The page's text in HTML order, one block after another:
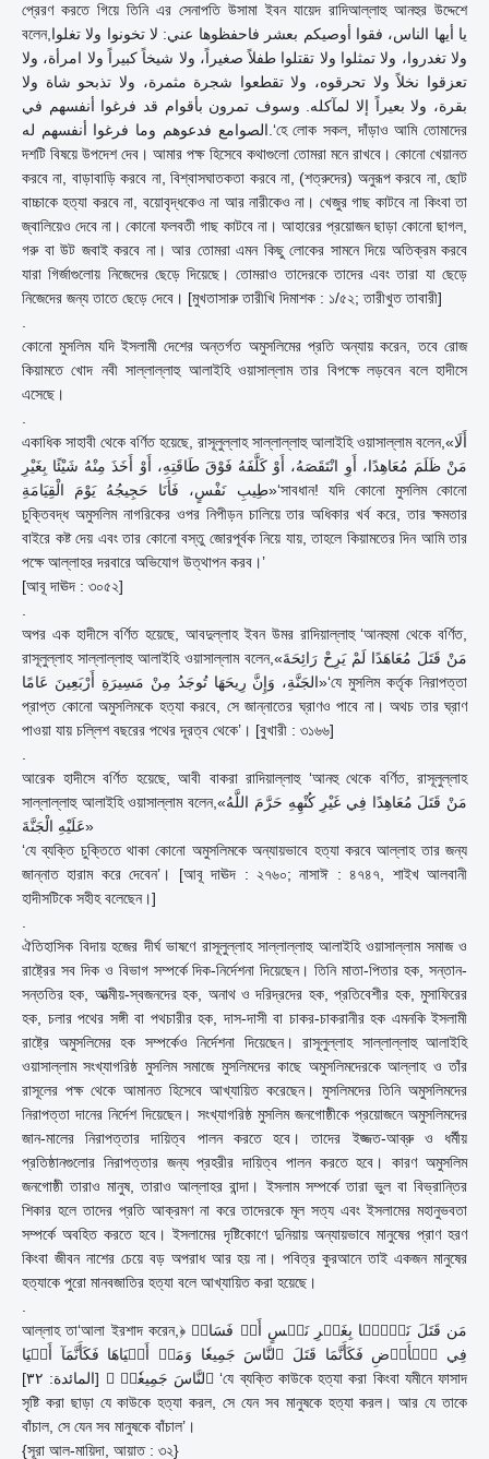
প্রেরণ করতে গিয়ে তিনি এর সেনাপতি উসামা ইবন যায়েদ রাদিআল্লাহু আনহুর উদ্দেশে
বলেন,يا أيها الناس، فقوا أوصيكم بعشر فاحفظوها عني: لا تخونوا ولا تغلوا
ولا تغدروا، ولا تمثلوا ولا تقتلوا طفلاً صغيراً، ولا شيخاً كبيراً ولا امرأة، ولا
تعزقوا نخلاً ولا تحرقوه، ولا تقطعوا شجرة مثمرة، ولا تذبحو شاة ولا
بقرة، ولا بعيراً إلا لمآكله. وسوف تمرون بأقوام قد فرغوا أنفسهم في
الصوامع فدعوهم وما فرغوا أنفسهم له.‘হে লোক সকল, দাঁড়াও আমি তোমাদের
দশটি বিষয়ে উপদেশ দেব। আমার পক্ষ হিসেবে কথাগুলো তোমরা মনে রাখবে। কোনো খেয়ানত
করবে না, বাড়াবাড়ি করবে না, বিশ্বাসঘাতকতা করবে না, (শত্রুদের) অনুরূপ করবে না, ছোট
বাচ্চাকে হত্যা করবে না, বয়োবৃদ্ধকেও না আর নারীকেও না। খেজুর গাছ কাটবে না কিংবা তা
জ্বালিয়েও দেবে না। কোনো ফলবতী গাছ কাটবে না। আহারের প্রয়োজন ছাড়া কোনো ছাগল,
গরু বা উট জবাই করবে না। আর তোমরা এমন কিছু লোকের সামনে দিয়ে অতিক্রম করবে
যারা গির্জাগুলোয় নিজেদের ছেড়ে দিয়েছে। তোমরাও তাদেরকে তাদের এবং তারা যা ছেড়ে
নিজেদের জন্য তাতে ছেড়ে দেবে। [মুখতাসারু তারীখি দিমাশক : ১/৫২; তারীখুত তাবারী]
কোনো মুসলিম যদি ইসলামী দেশের অন্তর্গত অমুসলিমের প্রতি অন্যায় করেন, তবে রোজ
কিয়ামতে খোদ নবী সাল্লাল্লাহু আলাইহি ওয়াসাল্লাম তার বিপক্ষে লড়বেন বলে হাদীসে
এসেছে।
একাধিক সাহাবী থেকে বর্ণিত হয়েছে, রাসূলুল্লাহ সাল্লাল্লাহু আলাইহি ওয়াসাল্লাম বলেন,«أَلَا
مَنْ ظَلَمَ مُعَاهِدًا، أَوِ انْتَقَصَهُ، أَوْ كَلَّفَهُ فَوْقَ طَاقَتِهِ، أَوْ أَخَذَ مِنْهُ شَيْئًا بِغَيْرِ
طِيبِ نَفْسٍ، فَأَنَا حَجِيجُهُ يَوْمَ الْقِيَامَةِ»‘সাবধান! যদি কোনো মুসলিম কোনো
চুক্তিবদ্ধ অমুসলিম নাগরিকের ওপর নিপীড়ন চালিয়ে তার অধিকার খর্ব করে, তার ক্ষমতার
বাইরে কষ্ট দেয় এবং তার কোনো বস্তু জোরপূর্বক নিয়ে যায়, তাহলে কিয়ামতের দিন আমি তার
পক্ষে আল্লাহর দরবারে অভিযোগ উত্থাপন করব।’
[আবূ দাঊদ : ৩০৫২]
অপর এক হাদীসে বর্ণিত হয়েছে, আবদুল্লাহ ইবন উমর রাদিয়াল্লাহু ‘আনহুমা থেকে বর্ণিত,
রাসূলুল্লাহ সাল্লাল্লাহু আলাইহি ওয়াসাল্লাম বলেন,«مَنْ قَتَلَ مُعَاهَدًا لَمْ يَرِحْ رَائِحَةَ
الجَنَّةِ، وَإِنَّ رِيحَهَا تُوجَدُ مِنْ مَسِيرَةِ أَرْبَعِينَ عَامًا»‘যে মুসলিম কর্তৃক নিরাপত্তা
প্রাপ্ত কোনো অমুসলিমকে হত্যা করবে, সে জান্নাতের ঘ্রাণও পাবে না। অথচ তার ঘ্রাণ
পাওয়া যায় চল্লিশ বছরের পথের দূরত্ব থেকে’। [বুখারী : ৩১৬৬]
আরেক হাদীসে বর্ণিত হয়েছে, আবী বাকরা রাদিয়াল্লাহু ‘আনহু থেকে বর্ণিত, রাসূলুল্লাহ
সাল্লাল্লাহু আলাইহি ওয়াসাল্লাম বলেন,«مَنْ قَتَلَ مُعَاهِدًا فِي غَيْرِ كُنْهِهِ حَرَّمَ اللَّهُ
عَلَيْهِ الْجَنَّةَ»
‘যে ব্যক্তি চুক্তিতে থাকা কোনো অমুসলিমকে অন্যায়ভাবে হত্যা করবে আল্লাহ তার জন্য
জান্নাত হারাম করে দেবেন’। [আবূ দাঊদ : ২৭৬০; নাসাঈ : ৪৭৪৭, শাইখ আলবানী
হাদীসটিকে সহীহ বলেছেন।]
ঐতিহাসিক বিদায় হজের দীর্ঘ ভাষণে রাসূলুল্লাহ সাল্লাল্লাহু আলাইহি ওয়াসাল্লাম সমাজ ও
রাষ্ট্রের সব দিক ও বিভাগ সম্পর্কে দিক-নির্দেশনা দিয়েছেন। তিনি মাতা-পিতার হক, সন্তান-
সন্ততির হক, আত্মীয়-স্বজনদের হক, অনাথ ও দরিদ্রদের হক, প্রতিবেশীর হক, মুসাফিরের
হক, চলার পথের সঙ্গী বা পথচারীর হক, দাস-দাসী বা চাকর-চাকরানীর হক এমনকি ইসলামী
রাষ্ট্রে অমুসলিমের হক সম্পর্কেও নির্দেশনা দিয়েছেন। রাসূলুল্লাহ সাল্লাল্লাহু আলাইহি
ওয়াসাল্লাম সংখ্যাগরিষ্ঠ মুসলিম সমাজে মুসলিমদের কাছে অমুসলিমদেরকে আল্লাহ ও তাঁর
রাসূলের পক্ষ থেকে আমানত হিসেবে আখ্যায়িত করেছেন। মুসলিমদের তিনি অমুসলিমদের
নিরাপত্তা দানের নির্দেশ দিয়েছেন। সংখ্যাগরিষ্ঠ মুসলিম জনগোষ্ঠীকে প্রয়োজনে অমুসলিমদের
জান-মালের নিরাপত্তার দায়িত্ব পালন করতে হবে। তাদের ইজ্জত-আব্রু ও ধর্মীয়
প্রতিষ্ঠানগুলোর নিরাপত্তার জন্য প্রহরীর দায়িত্ব পালন করতে হবে। কারণ অমুসলিম
জনগোষ্ঠী তারাও মানুষ, তারাও আল্লাহর বান্দা। ইসলাম সম্পর্কে তারা ভুল বা বিভ্রান্তির
শিকার হলে তাদের প্রতি আক্রমণ না করে তাদেরকে মূল সত্য এবং ইসলামের মহানুভবতা
সম্পর্কে অবহিত করতে হবে। ইসলামের দৃষ্টিকোণে দুনিয়ায় অন্যায়ভাবে মানুষের প্রাণ হরণ
কিংবা জীবন নাশের চেয়ে বড় অপরাধ আর হয় না। পবিত্র কুরআনে তাই একজন মানুষের
হত্যাকে পুরো মানবজাতির হত্যা বলে আখ্যায়িত করা হয়েছে।
আল্লাহ তা‘আলা ইরশাদ করেন,﴿ مَن قَتَلَ نَفۡسَۢا بِغَيۡرِ نَفۡسٍ أَوۡ فَسَادٖ
فِي ٱلۡأَرۡضِ فَكَأَنَّمَا قَتَلَ ٱلنَّاسَ جَمِيعٗا وَمَنۡ أَحۡيَاهَا فَكَأَنَّمَآ أَحۡيَا
ٱلنَّاسَ جَمِيعٗاۚ ﴾ [المائ‍دة: ٣٢] ‘যে ব্যক্তি কাউকে হত্যা করা কিংবা যমীনে ফাসাদ
সৃষ্টি করা ছাড়া যে কাউকে হত্যা করল, সে যেন সব মানুষকে হত্যা করল। আর যে তাকে
বাঁচাল, সে যেন সব মানুষকে বাঁচাল’।
{সূরা আল-মায়িদা, আয়াত : ৩২}